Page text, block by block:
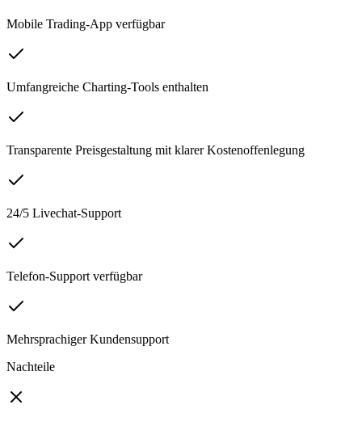
Mobile Trading-App verfügbar
Umfangreiche Charting-Tools enthalten
Transparente Preisgestaltung mit klarer Kostenoffenlegung
24/5 Livechat-Support
Telefon-Support verfügbar
Mehrsprachiger Kundensupport
Nachteile